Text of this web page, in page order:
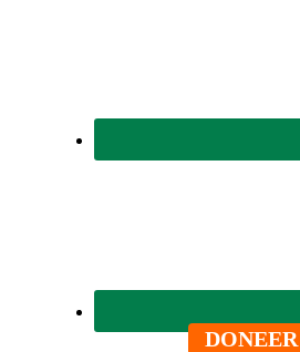
DONEER